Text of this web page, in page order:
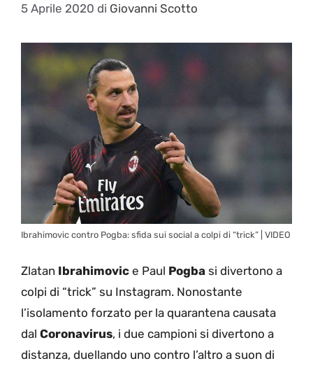
5 Aprile 2020 di Giovanni Scotto
Ibrahimovic contro Pogba: sfida sui social a colpi di “trick” | VIDEO
Zlatan Ibrahimovic e Paul Pogba si divertono a
colpi di “trick” su Instagram. Nonostante
l’isolamento forzato per la quarantena causata
dal Coronavirus, i due campioni si divertono a
distanza, duellando uno contro l’altro a suon di